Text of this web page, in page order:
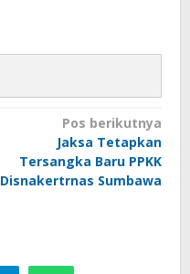
Pos berikutnya
Jaksa Tetapkan
Tersangka Baru PPKK
Disnakertrnas Sumbawa